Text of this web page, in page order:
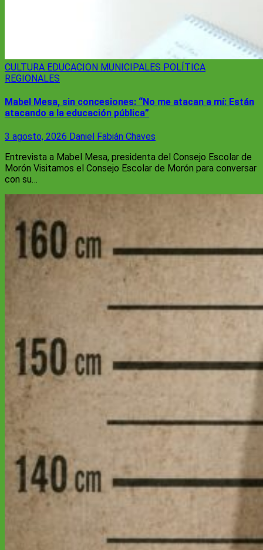
CULTURA EDUCACION MUNICIPALES POLÍTICA
REGIONALES
Mabel Mesa, sin concesiones: “No me atacan a mí: Están
atacando a la educación pública”
3 agosto, 2026 Daniel Fabián Chaves
Entrevista a Mabel Mesa, presidenta del Consejo Escolar de
Morón Visitamos el Consejo Escolar de Morón para conversar
con su…